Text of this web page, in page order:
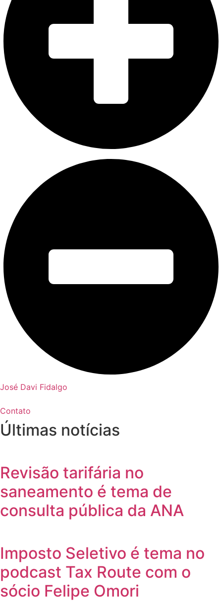
José Davi Fidalgo
Contato
Últimas notícias
Revisão tarifária no
saneamento é tema de
consulta pública da ANA
Imposto Seletivo é tema no
podcast Tax Route com o
sócio Felipe Omori